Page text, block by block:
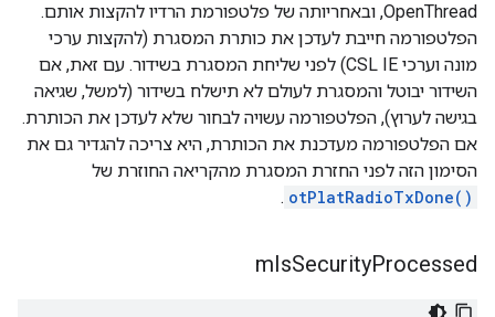
OpenThread, ובאחריותה של פלטפורמת הרדיו להקצות אותם.
הפלטפורמה חייבת לעדכן את כותרת המסגרת (להקצות ערכי
מונה וערכי CSL IE) לפני שליחת המסגרת בשידור. עם זאת, אם
השידור יבוטל והמסגרת לעולם לא תישלח בשידור (למשל, שגיאה
בגישה לערוץ), הפלטפורמה עשויה לבחור שלא לעדכן את הכותרת.
אם הפלטפורמה מעדכנת את הכותרת, היא צריכה להגדיר גם את
הסימון הזה לפני החזרת המסגרת מהקריאה החוזרת של
otPlatRadioTxDone()
.
mIsSecurityProcessed